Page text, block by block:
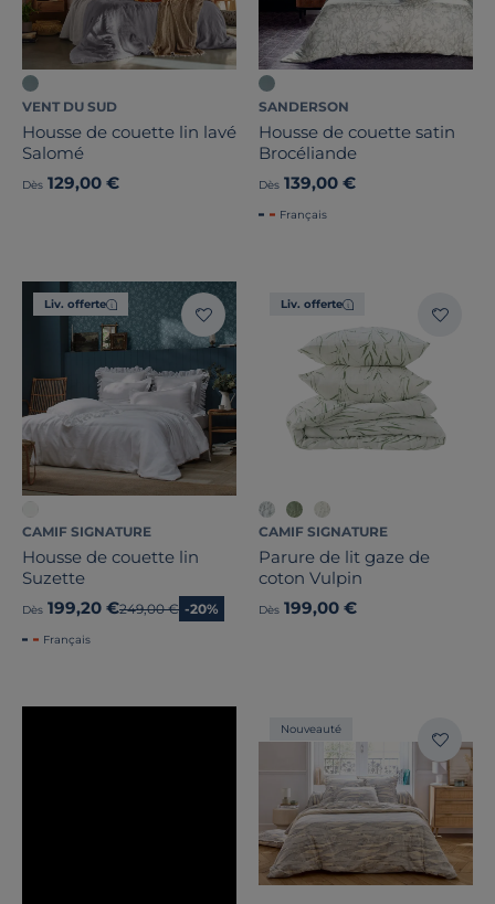
VENT DU SUD
Housse de couette lin lavé
Salomé
Dès 129,00 €
SANDERSON
Housse de couette satin
Brocéliande
Dès 139,00 €
Français
Liv. offerte
CAMIF SIGNATURE
Housse de couette lin
Suzette
Dès 199,20 €Ancien prix
249,00 € -20%
Français
Liv. offerte
CAMIF SIGNATURE
Parure de lit gaze de
coton Vulpin
Dès 199,00 €
Nouveauté